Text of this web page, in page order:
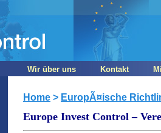
Wir über uns Kontakt
Home > EuropÃ¤ische
Europe Invest Control –